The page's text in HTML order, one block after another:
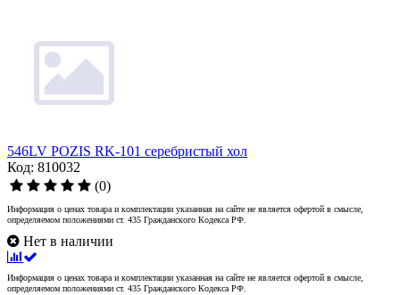
546LV POZIS RK-101 серебристый хол
Код: 810032
(0)
Информация о ценах товара и комплектации указанная на сайте не является офертой в смысле,
определяемом положениями ст. 435 Гражданского Кодекса РФ.
Нет в наличии
Информация о ценах товара и комплектации указанная на сайте не является офертой в смысле,
определяемом положениями ст. 435 Гражданского Кодекса РФ.